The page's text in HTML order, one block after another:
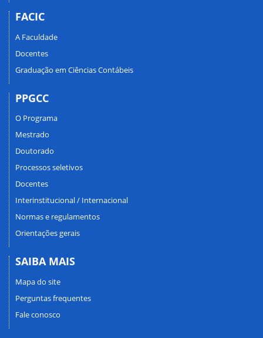
FACIC
A Faculdade
Docentes
Graduação em Ciências Contábeis
PPGCC
O Programa
Mestrado
Doutorado
Processos seletivos
Docentes
Interinstitucional / Internacional
Normas e regulamentos
Orientações gerais
SAIBA MAIS
Mapa do site
Perguntas frequentes
Fale conosco